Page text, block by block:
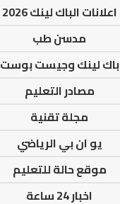
اعلانات الباك لينك 2026
مدسن طب
باك لينك وجيست بوست
مصادر التعليم
مجلة تقنية
يو ان بي الرياضي
موقع حالة للتعليم
اخبار 24 ساعة